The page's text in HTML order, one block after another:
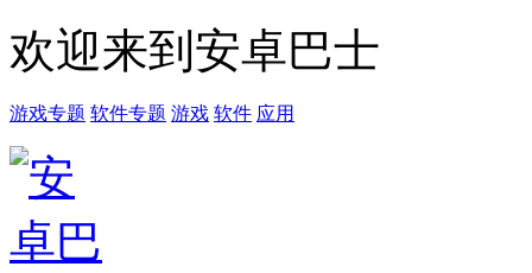
欢迎来到安卓巴士
游戏专题 软件专题 游戏 软件 应用